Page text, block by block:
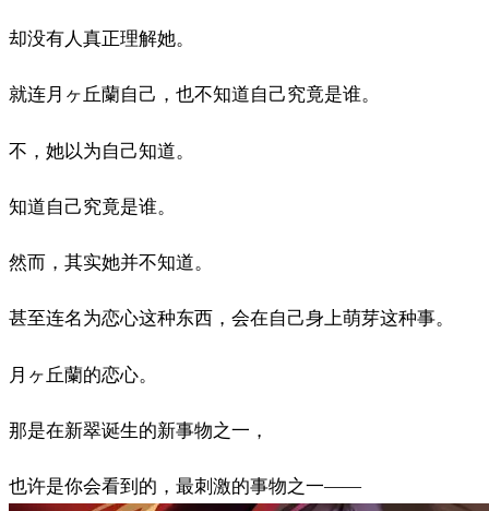
却没有人真正理解她。
就连月ヶ丘蘭自己，也不知道自己究竟是谁。
不，她以为自己知道。
知道自己究竟是谁。
然而，其实她并不知道。
甚至连名为恋心这种东西，会在自己身上萌芽这种事。
月ヶ丘蘭的恋心。
那是在新翠诞生的新事物之一，
也许是你会看到的，最刺激的事物之一——